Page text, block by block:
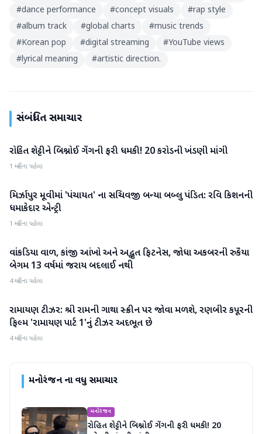
#dance performance #concept visuals #rap style
#album track #global charts #music trends
#Korean pop #digital streaming #YouTube views
#lyrical meaning #artistic direction.
સંબંધિત સમાચાર
મનોરંજન
રોહિત શેટ્ટીને બિશ્નોઈ ગેંગની ફરી ધમકી! 20 કરોડની ખંડણી માંગી
1 મહિના પહેલા
મનોરંજન
મિર્ઝાપુર મૂવીમાં 'પંચાયત' ના સચિવજી બન્યા બબ્લુ પંડિત: રવિ કિશનની
ધમાકેદાર એન્ટ્રી
1 મહિના પહેલા
મનોરંજન
વાંકડિયા વાળ, કાંજી આંખો અને અદ્ભુત ફિટનેસ, જોધા અકબરની રુકૈયા
બેગમ 13 વર્ષમાં જરાય બદલાઈ નથી
4 મહિના પહેલા
મનોરંજન
રામાયણ ટીઝર: શ્રી રામની ગાથા સ્ક્રીન પર જોવા મળશે, રણબીર કપૂરની
ફિલ્મ 'રામાયણ પાર્ટ 1'નું ટીઝર અદભૂત છે
4 મહિના પહેલા
મનોરંજનના વધુ સમાચાર
મનોરંજન
રોહિત શેટ્ટીને બિશ્નોઈ ગેંગની ફરી ધમકી! 20